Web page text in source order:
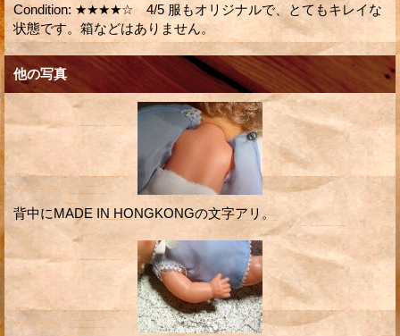
Condition: ★★★★☆ 4/5 服もオリジナルで、とてもキレイな
状態です。箱などはありません。
他の写真
背中にMADE IN HONGKONGの文字アリ。